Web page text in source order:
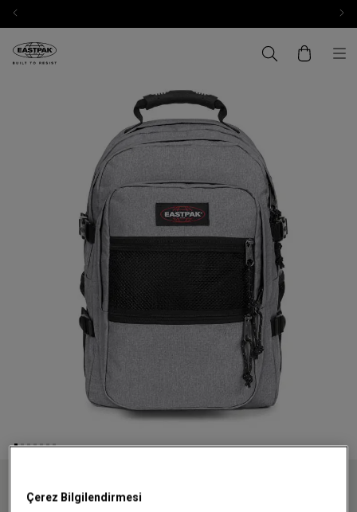
Anasayfa Sırt Çantaları
Okul çantaları
SUPLYER SUNDAY GREY SIRT ÇANTASI
Çerez Bilgilendirmesi